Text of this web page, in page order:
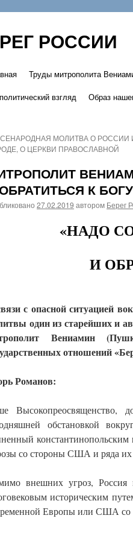
РОССИИ
Труды митрополита
взгляд
Образ
МОЛИТВА О РОССИИ
О ЦЕРКВИ ПРАВОСЛАВНОЙ
К
27.02.2019 автором Берег
«НАДО
И
с опасной ситуацией
один из старейших и
Вениамин
отношений
Романов:
Высокопреосвященство,
обстановкой
со стороны США и ряда
внешних угроз, Россия
историческим
Европы или США со